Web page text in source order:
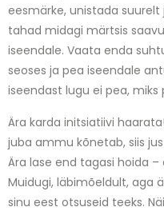
eesmärke, unistada suurelt
tahad midagi märtsis
iseendale. Vaata enda
seoses ja pea iseendale
iseendast lugu ei pea,
Ära karda initsiatiivi
juba ammu kõnetab, siis
Ära lase end tagasi hoida
Muidugi, läbimõeldult, aga
sinu eest otsuseid teeks.